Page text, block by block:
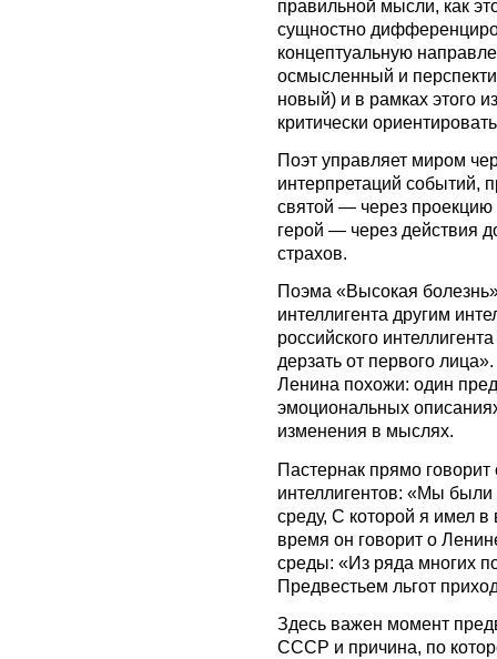
правильной мысли, как
сущностно
концептуальную
осмысленный и
новый) и в рамках этого
критически
Поэт управляет миром
интерпретаций событий,
святой — через
герой — через действия
страхов.
Поэма «Высокая
интеллигента другим
российского
дерзать от первого
Ленина похожи: один
эмоциональных
изменения в мыслях.
Пастернак прямо
интеллигентов: «Мы
среду, С которой я имел
время он говорит о
среды: «Из ряда многих
Предвестьем льгот
Здесь важен момент
СССР и причина, по